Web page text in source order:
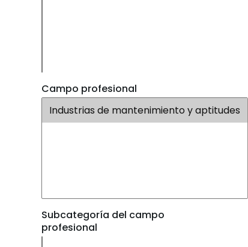
Campo profesional
Subcategoría del campo
profesional